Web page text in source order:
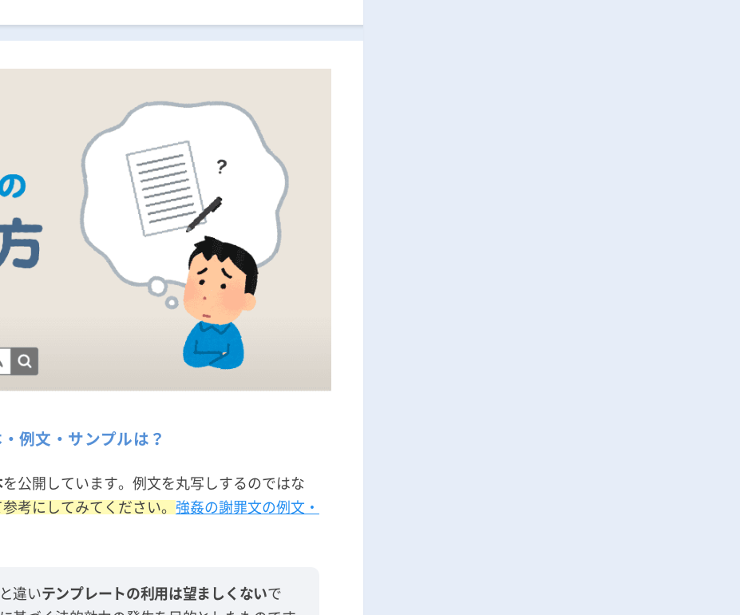
例文・サンプルは？
を公開しています。例文を丸写しするのではな
考にしてみてください。 強姦の謝罪文の例文・
違いテンプレートの利用は望ましくないで